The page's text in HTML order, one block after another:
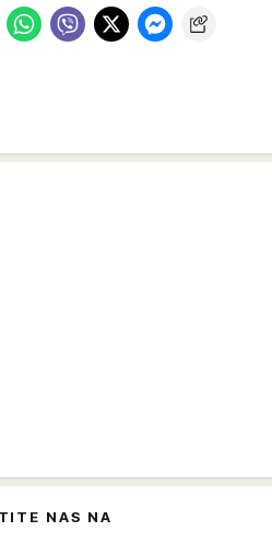
NAS NA